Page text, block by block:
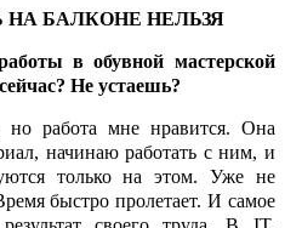
НА БАЛКОНЕ НЕЛЬЗЯ
в обувной мастерской
Не устаешь?
работа мне нравится. Она
начинаю работать с ним, и
только на этом. Уже не
быстро пролетает. И самое